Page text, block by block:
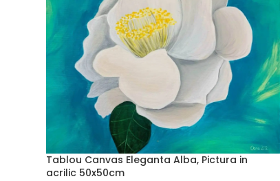
Tablou Canvas Eleganta Alba, Pictura in
acrilic 50x50cm